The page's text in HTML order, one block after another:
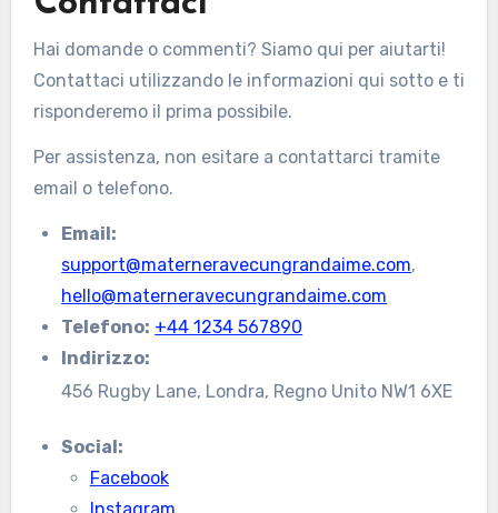
Hai domande o commenti? Siamo qui per aiutarti!
Contattaci utilizzando le informazioni qui sotto e ti
risponderemo il prima possibile.
Per assistenza, non esitare a contattarci tramite
email o telefono.
Email:
support@materneravecungrandaime.com,
hello@materneravecungrandaime.com
Telefono: +44 1234 567890
Indirizzo:
456 Rugby Lane, Londra, Regno Unito NW1 6XE
Social:
Facebook